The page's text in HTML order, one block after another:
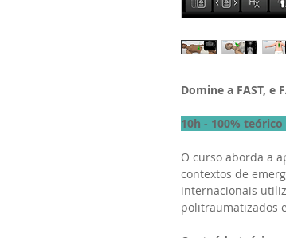
Domine a FAST, e
10h - 100%
O curso aborda a
contextos de
internacionais
politraumatizados